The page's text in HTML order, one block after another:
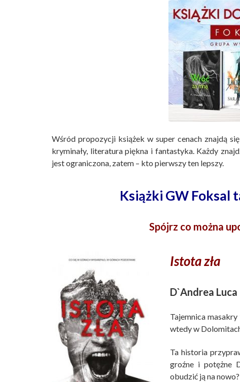
Wśród propozycji książek w super cenach znajdą
kryminały, literatura piękna i fantastyka. Każdy
jest ograniczona, zatem – kto pierwszy ten lepszy.
Książki GW Foksal
Spójrz co można
Istota zła
D`Andrea Luca
Tajemnica
wtedy w
Ta historia
groźne i potężne
obudzić ją na nowo?